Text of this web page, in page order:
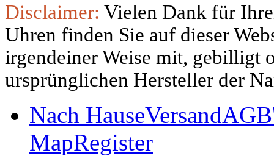
Disclaimer: Vielen Dank für
Uhren finden Sie auf dieser
irgendeiner Weise mit, gebilligt
ursprünglichen Hersteller der
Nach HauseVersand
MapRegister